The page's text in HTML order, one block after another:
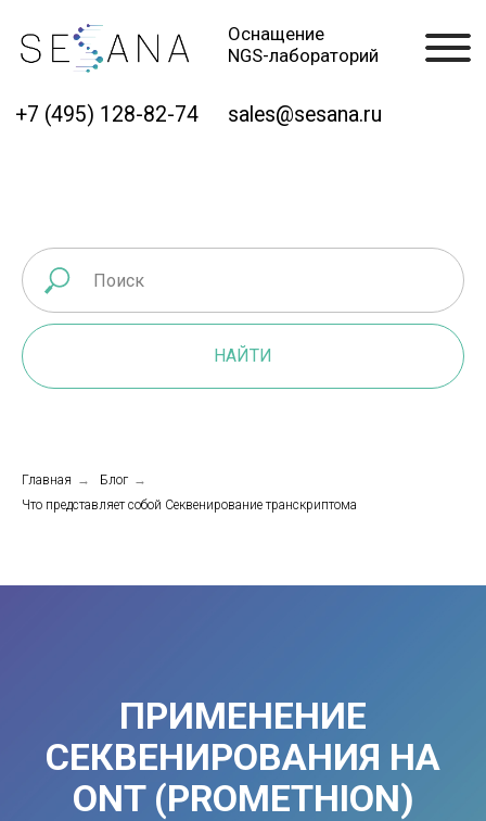
Оснащение
NGS-лабораторий
НАЙТИ
Главная → Блог →
Что представляет собой Секвенирование транскриптома
ПРИМЕНЕНИЕ
СЕКВЕНИРОВАНИЯ НА
ONT (PROMETHION)